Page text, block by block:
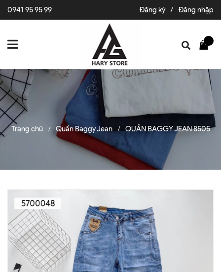
0941 95 95 99 Đăng ký / Đăng nhập
Trang chủ / Quần Baggy Jean / QUẦN BAGGY JEAN 8505